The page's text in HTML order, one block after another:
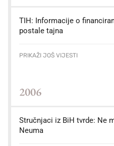
TIH: Informacije o
postale tajna
PRIKAŽI JOŠ VIJESTI
2006
Stručnjaci iz BiH tvrde: Ne
Neuma